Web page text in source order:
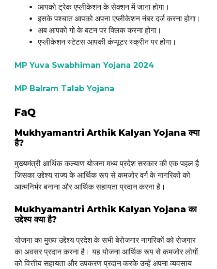
आपको ट्रेक एप्लीकेशन के सेक्शन में जाना होगा।
इसके पश्चात आपको अपना एप्लीकेशन नंबर दर्ज करना होगा।
अब आपको गो के बटन पर क्लिक करना होगा।
एप्लीकेशन स्टेटस आपकी कंप्यूटर स्क्रीन पर होगा।
MP Yuva Swabhiman Yojana 2024
MP Balram Talab Yojana
FaQ
Mukhyamantri Arthik Kalyan Yojana क्या
है?
मुख्यमंत्री आर्थिक कल्याण योजना मध्य प्रदेश सरकार की एक पहल है
जिसका उद्देश्य राज्य के आर्थिक रूप से कमजोर वर्ग के नागरिकों को
आत्मनिर्भर बनाना और आर्थिक सहायता प्रदान करना है।
Mukhyamantri Arthik Kalyan Yojana का
उद्देश्य क्या है?
योजना का मुख्य उद्देश्य प्रदेश के सभी बेरोजगार नागरिकों को रोजगार
का अवसर प्रदान करना है। यह योजना आर्थिक रूप से कमजोर लोगों
को वित्तीय सहायता और उपकरण प्रदान करके उन्हें अपना व्यवसाय